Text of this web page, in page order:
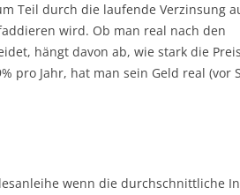
Teil durch die laufende Verzinsung
wird. Ob man real nach den
hängt davon ab, wie stark die
pro Jahr, hat man sein Geld real (vor
wenn die durchschnittliche